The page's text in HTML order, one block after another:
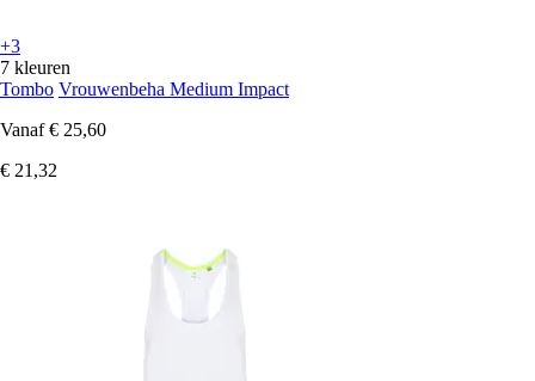
+3
7 kleuren
Tombo Vrouwenbeha Medium Impact
Vanaf € 25,60
€ 21,32